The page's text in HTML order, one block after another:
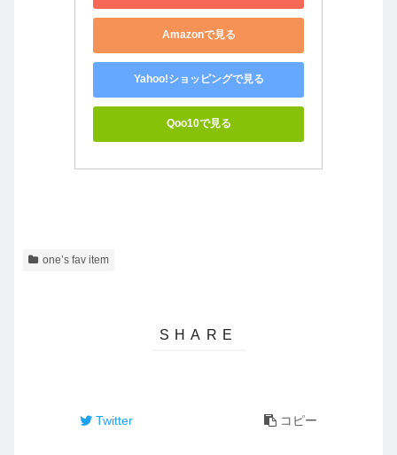
Amazonで見る
Yahoo!ショッピングで見る
Qoo10で見る
one’s fav item
Twitter コピー